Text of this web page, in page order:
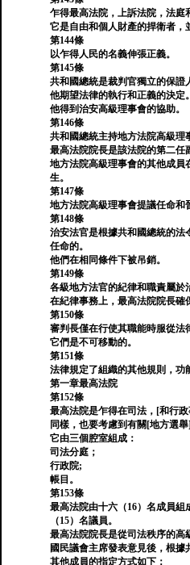
乍得最高法院，上訴法院，法庭
它是自由和個人財產的捍衛者，
第144條
以乍得人民的名義伸張正義。
第145條
共和國總統是裁判官獨立的保證
他期望法律的執行和正義的決定。
他得到治安高級理事會的協助。
第146條
共和國總統主持地方法院高級理
最高法院院長是該法院的第二任
地方法院高級理事會的其他成員
生。
第147條
地方法院高級理事會提議任命和
第148條
治安法官是根據共和國總統的法
任命的。
他們在相同條件下被吊銷。
第149條
各級地方法官的紀律和職責屬於
在紀律事務上，最高法院院長確
第150條
審判長僅在行使其職能時服從法
它們是不可移動的。
第151條
法律規定了組織的其他規則，功
第一章最高法院
第152條
最高法院是乍得在司法，[和行
同樣，也要考慮到有關[地方選舉]
它由三個腔室組成：
司法分庭；
行政院;
帳目。
第153條
最高法院由十六（16）名成員
（15）名議員。
最高法院院長是從司法秩序的高
國民議會主席發表意見後，根據
其他成員的指定方式如下：